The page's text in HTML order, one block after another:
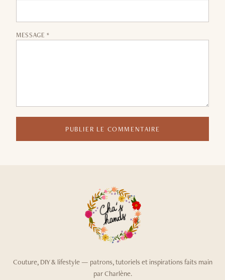
MESSAGE *
PUBLIER LE COMMENTAIRE
Couture, DIY & lifestyle — patrons, tutoriels et inspirations faits main
par Charlène.